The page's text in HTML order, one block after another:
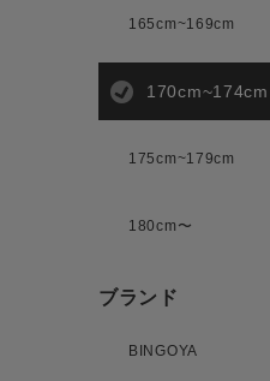
165cm~169cm
170cm~174cm
175cm~179cm
180cm〜
ブランド
BINGOYA